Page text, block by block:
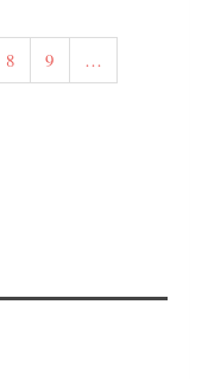
Página
8 Página
9
…